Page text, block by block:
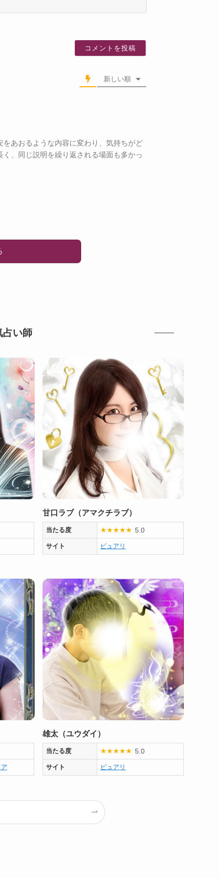
前
新しい順
あおるような内容に変わり、気持ちがど
、同じ説明を繰り返される場面も多かっ
占い師
甘口ラブ（アマクチラブ）
当たる度 ★★★★★ 5.0
サイト ピュアリ
雄太（ユウダイ）
当たる度 ★★★★★ 5.0
サイト ピュアリ